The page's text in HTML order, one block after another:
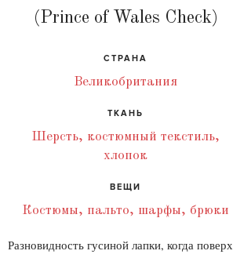
(Prince of Wales Check)
СТРАНА
Великобритания
ТКАНЬ
Шерсть, костюмный текстиль,
хлопок
ВЕЩИ
Костюмы, пальто, шарфы, брюки
Разновидность гусиной лапки, когда поверх